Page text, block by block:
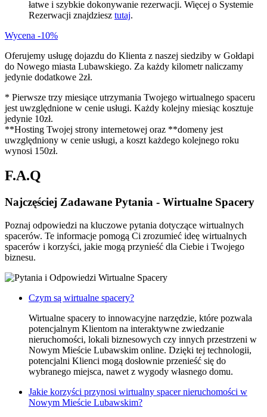
łatwe i szybkie dokonywanie rezerwacji. Więcej o Systemie
Rezerwacji znajdziesz tutaj.
Wycena -10%
Oferujemy usługę dojazdu do Klienta z naszej siedziby w Gołdapi
do Nowego miasta Lubawskiego. Za każdy kilometr naliczamy
jedynie dodatkowe 2zł.
* Pierwsze trzy miesiące utrzymania Twojego wirtualnego spaceru
jest uwzględnione w cenie usługi. Każdy kolejny miesiąc kosztuje
jedynie 10zł.
**Hosting Twojej strony internetowej oraz **domeny jest
uwzględniony w cenie usługi, a koszt każdego kolejnego roku
wynosi 150zł.
F.A.Q
Najczęściej Zadawane Pytania - Wirtualne Spacery
Poznaj odpowiedzi na kluczowe pytania dotyczące wirtualnych
spacerów. Te informacje pomogą Ci zrozumieć ideę wirtualnych
spacerów i korzyści, jakie mogą przynieść dla Ciebie i Twojego
biznesu.
Czym są wirtualne spacery?
Wirtualne spacery to innowacyjne narzędzie, które pozwala
potencjalnym Klientom na interaktywne zwiedzanie
nieruchomości, lokali biznesowych czy innych przestrzeni w
Nowym Mieście Lubawskim online. Dzięki tej technologii,
potencjalni Klienci mogą dosłownie przenieść się do
wybranego miejsca, nawet z wygody własnego domu.
Jakie korzyści przynosi wirtualny spacer nieruchomości w
Nowym Mieście Lubawskim?